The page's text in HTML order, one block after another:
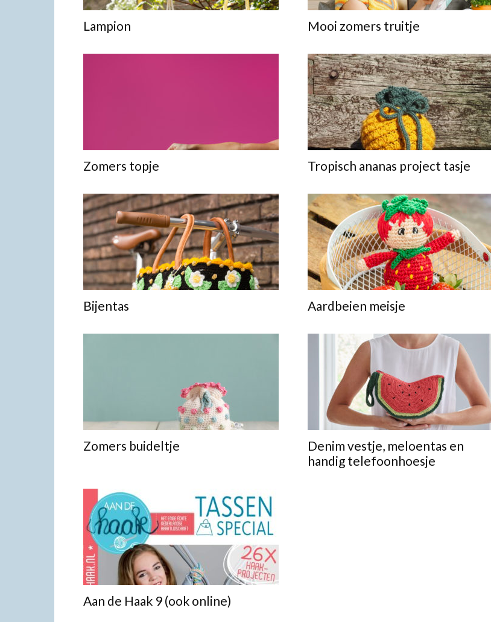
Lampion Mooi zomers truitje
Zomers topje Tropisch ananas project tasje
Bijentas Aardbeien meisje
Zomers buideltje
Denim vestje, meloentas en
handig telefoonhoesje
Aan de Haak 9 (ook online)